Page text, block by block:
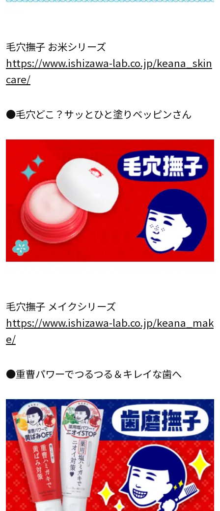
毛穴撫子 お米シリーズ
https://www.ishizawa-lab.co.jp/keana_skin
care/
●毛穴どこ？サッとひと塗りベッピンさん
毛穴撫子 メイクシリーズ
https://www.ishizawa-lab.co.jp/keana_mak
e/
●重曹パワーでつるつる＆キレイな歯へ